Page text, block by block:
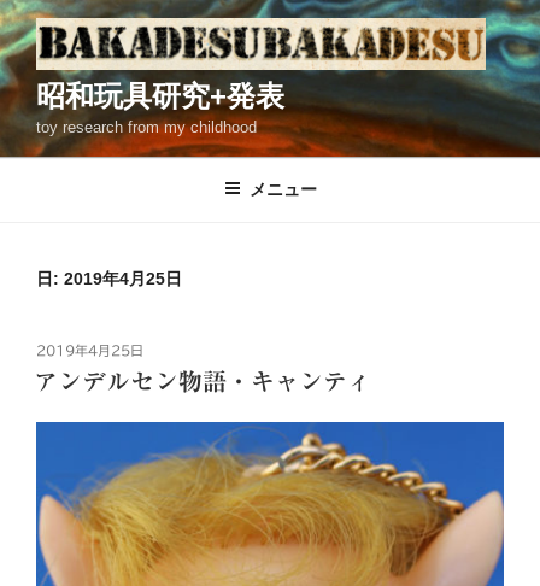
コ
ン
テ
ン
ツ
へ
昭和玩具研究+発表
toy research from my childhood
メニュー
日: 2019年4月25日
投
稿
日:
2019年4月25日
アンデルセン物語・キャンティ